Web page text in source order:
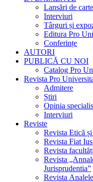
Lansări de carte
Interviuri
Târguri și
Editura Pro
Conferințe
AUTORI
PUBLICĂ CU NOI
Catalog Pro
Revista Pro
Admitere
Știri
Opinia
Interviuri
Reviste
Revista Etică
Revista Fiat
Revista
Revista
Jurisprudentia”
Revista